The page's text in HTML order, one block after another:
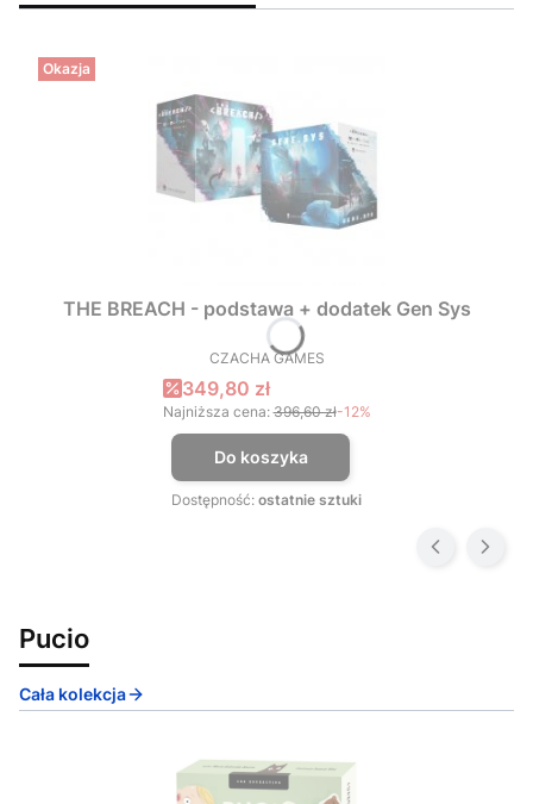
Okazja
THE BREACH - podstawa + dodatek Gen Sys
PRODUCENT
CZACHA GAMES
Cena promocyjna
349,80 zł
Najniższa cena: 396,60 zł-12%
Do koszyka
Dostępność: ostatnie sztuki
Pucio
Cała kolekcja